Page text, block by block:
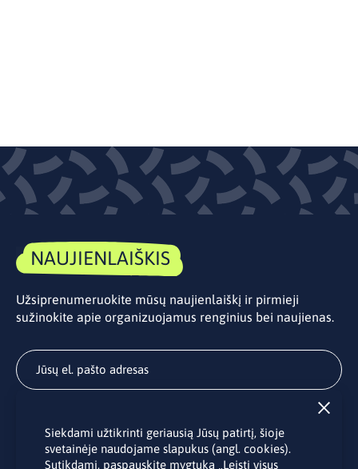
NAUJIENLAIŠKIS
Užsiprenumeruokite mūsų naujienlaiškį ir pirmieji
sužinokite apie organizuojamus renginius bei naujienas.
Užsakydami LINO biuro naujienlaiškį Jūs sutinkate su Jūsų
asmens duomenų tvarkymu pateiktu “Privatumo politikoje
Siekdami užtikrinti geriausią Jūsų patirtį, šioje
svetainėje naudojame slapukus (angl. cookies).
Sutikdami, paspauskite mygtuką „Leisti visus